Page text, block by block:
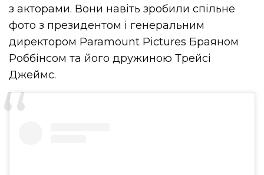
з акторами. Вони навіть зробили спільне
фото з президентом і генеральним
директором Paramount Pictures Браяном
Роббінсом та його дружиною Трейсі
Джеймс.